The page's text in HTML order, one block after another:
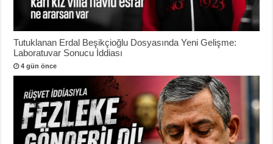
Tutuklanan Erdal Beşikçioğlu Dosyasında Yeni Gelişme:
Laboratuvar Sonucu İddiası
4 gün önce